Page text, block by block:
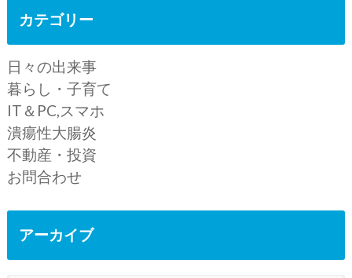
カテゴリー
日々の出来事
暮らし・子育て
IT＆PC,スマホ
潰瘍性大腸炎
不動産・投資
お問合わせ
アーカイブ